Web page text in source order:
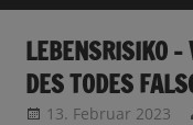
LEBENSRISIKO
DES TODES
13. Februar 2023